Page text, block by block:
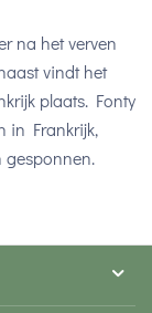
na het verven
vindt het
plaats. Fonty
in Frankrijk,
gesponnen.